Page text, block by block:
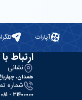
آپارات
ارتباط
نشانی
همدان،
شماره
31400000 - 081